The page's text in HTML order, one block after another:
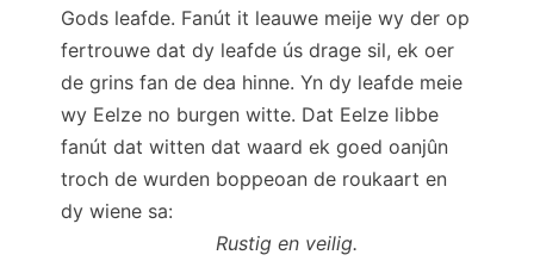
Gods leafde. Fanút it leauwe meije wy der op
fertrouwe dat dy leafde ús drage sil, ek oer
de grins fan de dea hinne. Yn dy leafde meie
wy Eelze no burgen witte. Dat Eelze libbe
fanút dat witten dat waard ek goed oanjûn
troch de wurden boppeoan de roukaart en
dy wiene sa:
Rustig en veilig.